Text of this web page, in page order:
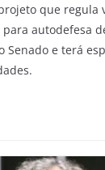
que regula
autodefesa
Senado e terá